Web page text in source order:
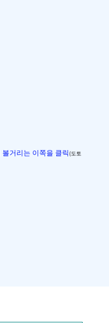
거리는 이쪽을 클릭(도토